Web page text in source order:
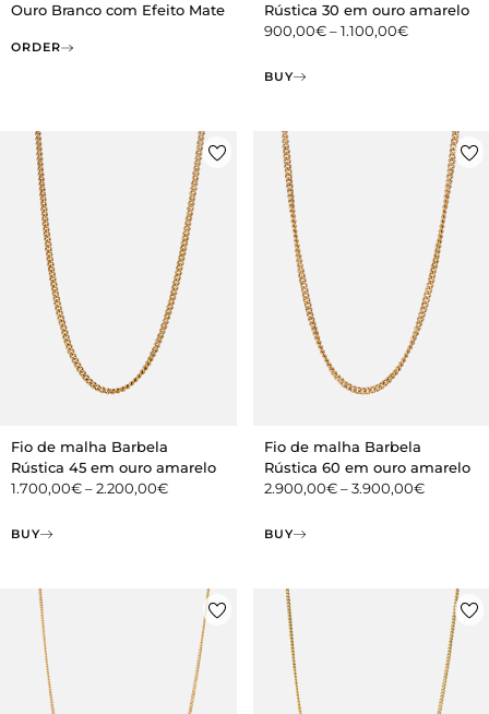
Ouro Branco com Efeito Mate
ORDER
Rústica 30 em ouro amarelo
900,00€–1.100,00€
BUY
Fio de malha Barbela
Rústica 45 em ouro amarelo
1.700,00€–2.200,00€
BUY
Fio de malha Barbela
Rústica 60 em ouro amarelo
2.900,00€–3.900,00€
BUY